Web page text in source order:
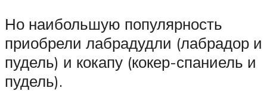
Но наибольшую популярность
приобрели лабрадудли (лабрадор и
пудель) и кокапу (кокер-спаниель и
пудель).